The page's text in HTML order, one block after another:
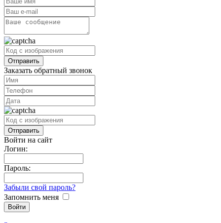
Заказать обратный звонок
Войти на сайт
Логин:
Пароль:
Забыли свой пароль?
Запомнить меня